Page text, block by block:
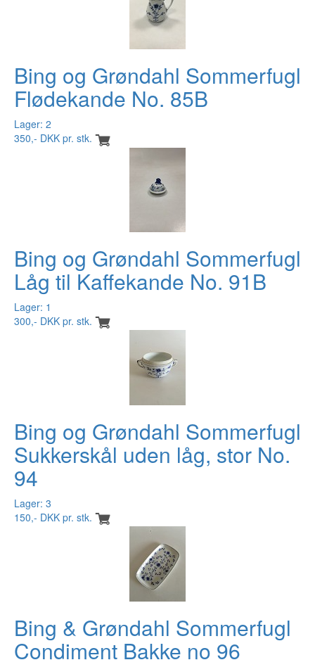
Bing og Grøndahl Sommerfugl
Flødekande No. 85B
Lager: 2
350,- DKK pr. stk.
Bing og Grøndahl Sommerfugl
Låg til Kaffekande No. 91B
Lager: 1
300,- DKK pr. stk.
Bing og Grøndahl Sommerfugl
Sukkerskål uden låg, stor No.
94
Lager: 3
150,- DKK pr. stk.
Bing & Grøndahl Sommerfugl
Condiment Bakke no 96